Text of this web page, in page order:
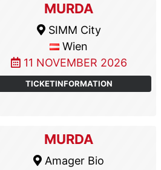
MURDA
SIMM City
Wien
11 NOVEMBER 2026
TICKETINFORMATION
MURDA
Amager Bio